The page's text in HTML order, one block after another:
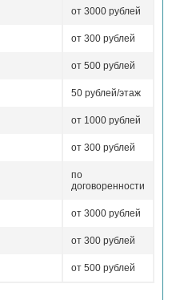
от 3000 рублей
от 300 рублей
от 500 рублей
50 рублей/этаж
от 1000 рублей
от 300 рублей
по
договоренности
от 3000 рублей
от 300 рублей
от 500 рублей